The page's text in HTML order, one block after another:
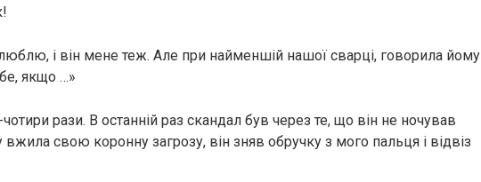
і він мене теж. Але при найменшій нашої сварці, говорила йому
якщо …»
рази. В останній раз скандал був через те, що він не ночував
свою коронну загрозу, він зняв обручку з мого пальця і ​​відвіз